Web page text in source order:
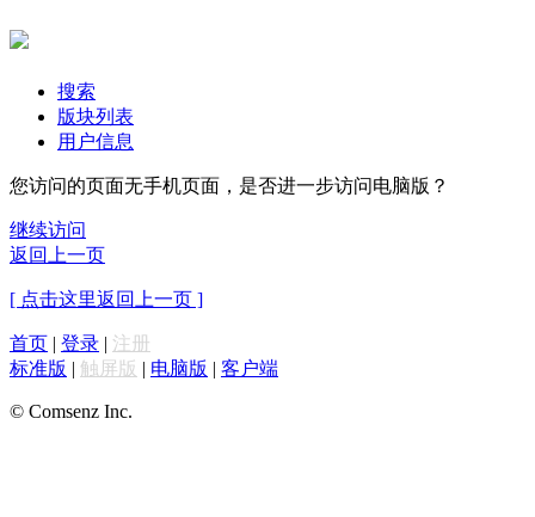
搜索
版块列表
用户信息
您访问的页面无手机页面，是否进一步访问电脑版？
继续访问
返回上一页
[ 点击这里返回上一页 ]
首页 | 登录 | 注册
标准版 | 触屏版 | 电脑版 | 客户端
© Comsenz Inc.